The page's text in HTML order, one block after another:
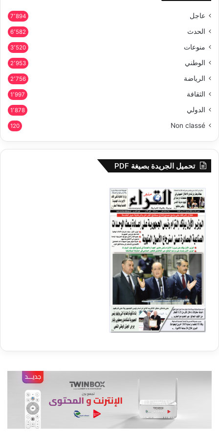
عاجل 7٬894
الحدث 6٬582
منوعات 3٬520
الوطني 2٬953
الرياضة 2٬756
الثقافة 1٬997
الدولي 1٬878
Non classé
120
تحميل الجريدة بصيغة PDF